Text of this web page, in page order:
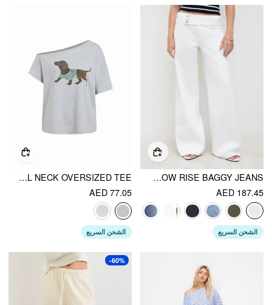
DENIM LOW RISE BAGGY JEANS
AED 187.45
الشحن السريع
COTTON-BLEND DACHSHUND GRAPHIC ASYMMETRICAL NECK OVERSIZED TEE
AED 77.05
الشحن السريع
-60%